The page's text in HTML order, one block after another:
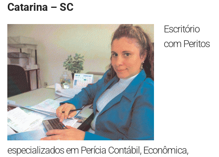
Catarina – SC
Escritório
com Peritos
especializados em Perícia Contábil, Econômica,